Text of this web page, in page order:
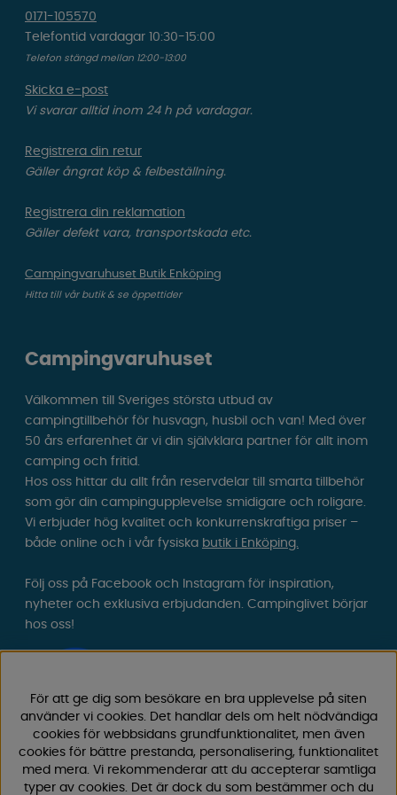
0171-105570
Telefontid vardagar 10:30-15:00
Telefon stängd mellan 12:00-13:00
Skicka e-post
Vi svarar alltid inom 24 h på vardagar.
Registrera din retur
Gäller ångrat köp & felbeställning.
Registrera din reklamation
Gäller defekt vara, transportskada etc.
Campingvaruhuset Butik Enköping
Hitta till vår butik & se öppettider
Campingvaruhuset
Välkommen till Sveriges största utbud av
campingtillbehör för husvagn, husbil och van! Med över
50 års erfarenhet är vi din självklara partner för allt inom
camping och fritid.
Hos oss hittar du allt från reservdelar till smarta tillbehör
som gör din campingupplevelse smidigare och roligare.
Vi erbjuder hög kvalitet och konkurrenskraftiga priser –
både online och i vår fysiska butik i Enköping.
Följ oss på Facebook och Instagram för inspiration,
nyheter och exklusiva erbjudanden. Campinglivet börjar
hos oss!
För att ge dig som besökare en bra upplevelse på siten
använder vi cookies. Det handlar dels om helt nödvändiga
cookies för webbsidans grundfunktionalitet, men även
cookies för bättre prestanda, personalisering, funktionalitet
med mera. Vi rekommenderar att du accepterar samtliga
typer av cookies. Det är dock du som bestämmer och du